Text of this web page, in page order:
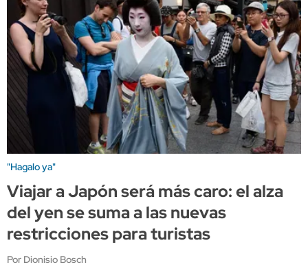
"Hagalo ya"
Viajar a Japón será más caro: el alza
del yen se suma a las nuevas
restricciones para turistas
Por Dionisio Bosch